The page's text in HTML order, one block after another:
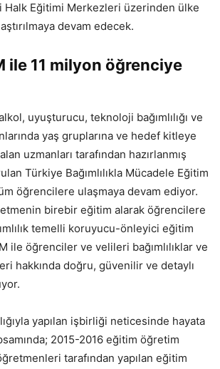
Halk Eğitimi Merkezleri üzerinden ülke
devam edecek.
ile 11 milyon öğrenciye
uyuşturucu, teknoloji bağımlılığı ve
yaş gruplarına ve hedef kitleye
uzmanları tarafından hazırlanmış
Türkiye Bağımlılıkla Mücadele Eğitim
öğrencilere ulaşmaya devam ediyor.
birebir eğitim alarak öğrencilere
temelli koruyucu-önleyici eğitim
ile öğrenciler ve velileri bağımlılıklar ve
hakkında doğru, güvenilir ve detaylı
yapılan işbirliği neticesinde hayata
2015-2016 eğitim öğretim
tarafından yapılan eğitim